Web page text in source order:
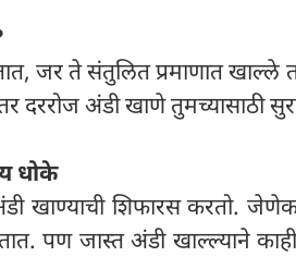
जर ते संतुलित प्रमाणात खाल्ले
दररोज अंडी खाणे तुमच्यासाठी
धोके
खाण्याची शिफारस करतो.
पण जास्त अंडी खाल्ल्याने